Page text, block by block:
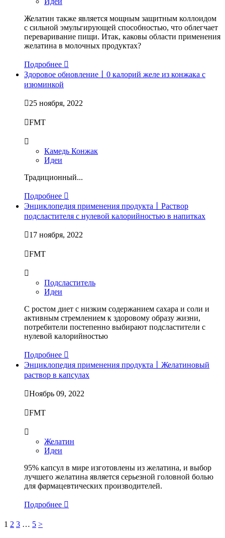
Желатин также является мощным защитным коллоидом
с сильной эмульгирующей способностью, что облегчает
переваривание пищи. Итак, каковы области применения
желатина в молочных продуктах?
Подробнее 
Здоровое обновление丨0 калорий желе из конжака с
изюминкой
25 ноября, 2022
FMT

Камедь Конжак
Идеи
Традиционный...
Подробнее 
Энциклопедия применения продукта丨Раствор
подсластителя с нулевой калорийностью в напитках
17 ноября, 2022
FMT

Подсластитель
Идеи
С ростом диет с низким содержанием сахара и соли и
активным стремлением к здоровому образу жизни,
потребители постепенно выбирают подсластители с
нулевой калорийностью
Подробнее 
Энциклопедия применения продукта丨Желатиновый
раствор в капсулах
Ноябрь 09, 2022
FMT

Желатин
Идеи
95% капсул в мире изготовлены из желатина, и выбор
лучшего желатина является серьезной головной болью
для фармацевтических производителей.
Подробнее 
1 2 3 … 5 >